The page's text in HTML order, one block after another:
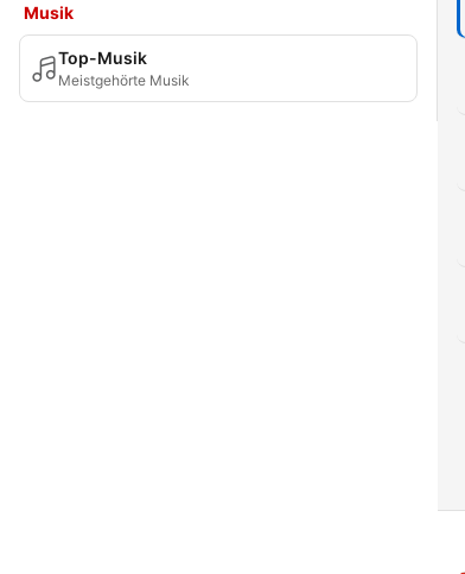
Musik
Top-Musik
Meistgehörte Musik